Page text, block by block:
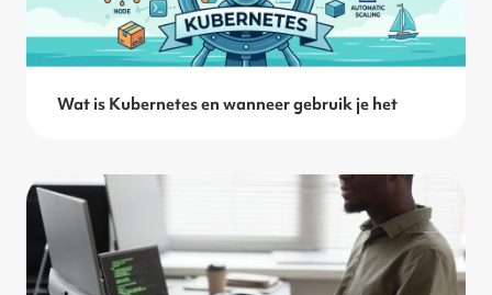
Wat is Kubernetes en wanneer gebruik je het